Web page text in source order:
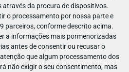
através da procura de dispositivos.
o processamento por nossa parte e
parceiros, conforme descrito acima.
a informações mais pormenorizadas
antes de consentir ou recusar o
que algum processamento dos
não exigir o seu consentimento, mas
23